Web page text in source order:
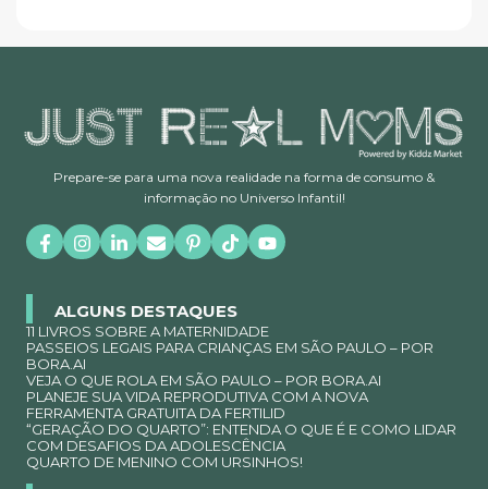
Prepare-se para uma nova realidade na forma de consumo &
informação no Universo Infantil!
ALGUNS DESTAQUES
11 LIVROS SOBRE A MATERNIDADE
PASSEIOS LEGAIS PARA CRIANÇAS EM SÃO PAULO – POR
BORA.AI
VEJA O QUE ROLA EM SÃO PAULO – POR BORA.AI
PLANEJE SUA VIDA REPRODUTIVA COM A NOVA
FERRAMENTA GRATUITA DA FERTILID
“GERAÇÃO DO QUARTO”: ENTENDA O QUE É E COMO LIDAR
COM DESAFIOS DA ADOLESCÊNCIA
QUARTO DE MENINO COM URSINHOS!